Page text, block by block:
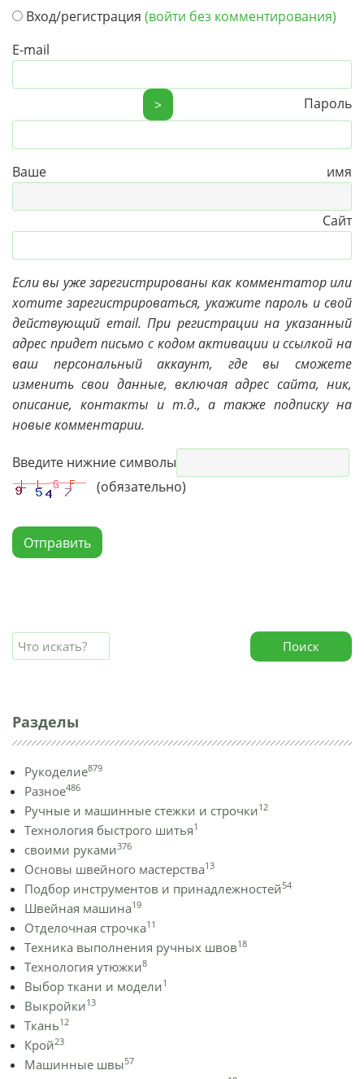
Вход/регистрация (войти без комментирования)
E-mail
> Пароль
Ваше имя
Сайт
Если вы уже зарегистрированы как комментатор или
хотите зарегистрироваться, укажите пароль и свой
действующий email. При регистрации на указанный
адрес придет письмо с кодом активации и ссылкой на
ваш персональный аккаунт, где вы сможете
изменить свои данные, включая адрес сайта, ник,
описание, контакты и т.д., а также подписку на
новые комментарии.
Введите нижние символы
(обязательно)
Отправить
Поиск
Разделы
Рукоделие879
Разное486
Ручные и машинные стежки и строчки12
Технология быстрого шитья1
своими руками376
Основы швейного мастерства13
Подбор инструментов и принадлежностей54
Швейная машина19
Отделочная строчка11
Техника выполнения ручных швов18
Технология утюжки8
Выбор ткани и модели1
Выкройки13
Ткань12
Крой23
Машинные швы57